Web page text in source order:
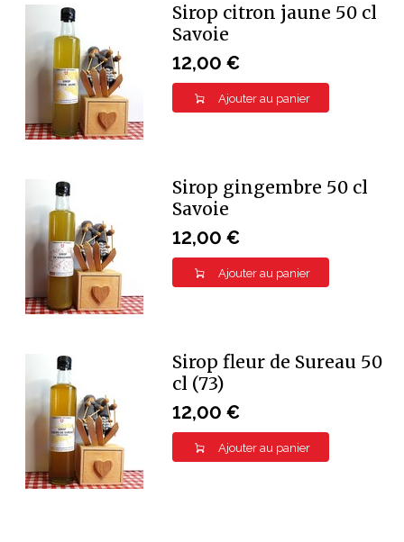
Sirop citron jaune 50 cl
Savoie
12,00 €
Ajouter au panier
Sirop gingembre 50 cl
Savoie
12,00 €
Ajouter au panier
Sirop fleur de Sureau 50
cl (73)
12,00 €
Ajouter au panier